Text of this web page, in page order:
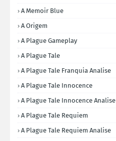
A Memoir Blue
A Origem
A Plague Gameplay
A Plague Tale
A Plague Tale Franquia Analise
A Plague Tale Innocence
A Plague Tale Innocence Analise
A Plague Tale Requiem
A Plague Tale Requiem Analise